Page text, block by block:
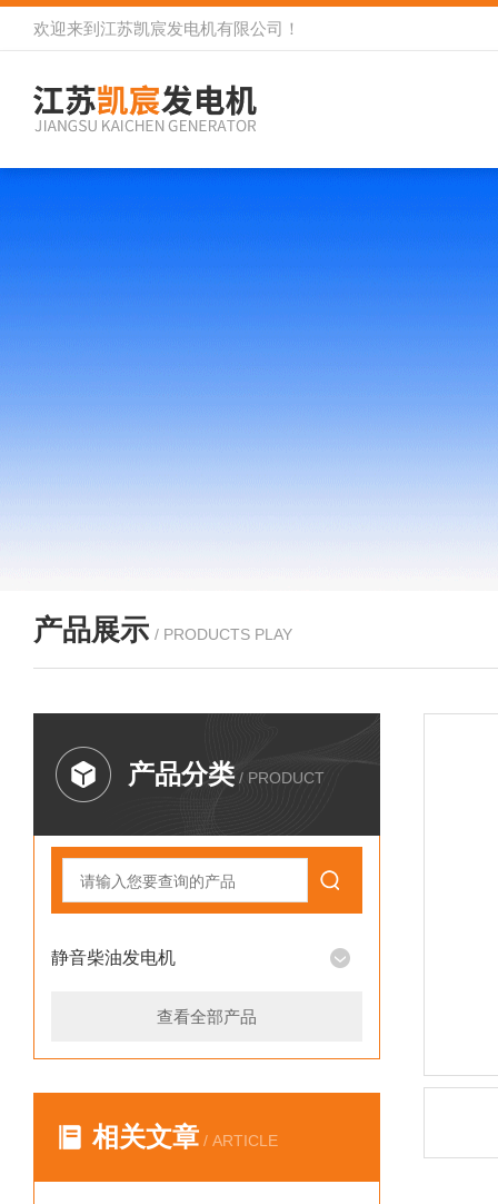
欢迎来到 江苏凯宸发电机有限公司 ！
产品展示 / PRODUCTS PLAY
产品分类 / PRODUCT
静音柴油发电机
查看全部产品
相关文章 / ARTICLE